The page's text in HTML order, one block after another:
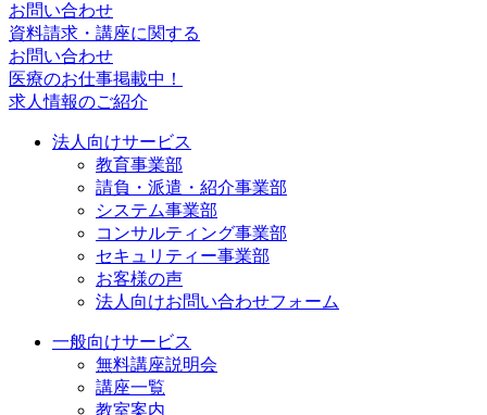
お問い合わせ
資料請求・講座に関する
お問い合わせ
医療のお仕事掲載中！
求人情報のご紹介
法人向けサービス
教育事業部
請負・派遣・紹介事業部
システム事業部
コンサルティング事業部
セキュリティー事業部
お客様の声
法人向けお問い合わせフォーム
一般向けサービス
無料講座説明会
講座一覧
教室案内